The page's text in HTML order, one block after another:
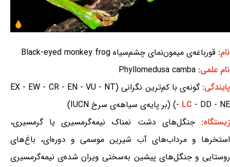
نام: قورباغه‌ی میمون‌نمای چشم‌سیاه Black-eyed monkey frog
نام علمی: Phyllomedusa camba
پایندگی:
گونه‌ی با کم‌ترین نگرانی (EX - EW - CR - EN - VU - NT
- LC - DD - NE) (بر پایه‌ی سیاهه‌ی سرخ IUCN)
زیستگاه:جنگل‌های دشت نمناک نیمه‌گرمسیری یا گرمسیری،
استخرها و مرداب‌های آب شیرین موسمی و دوره‌ای، باغ‌های
روستایی و جنگل‌های پیشین به‌سختی ویران شده‌ی نیمه‌گرمسیری